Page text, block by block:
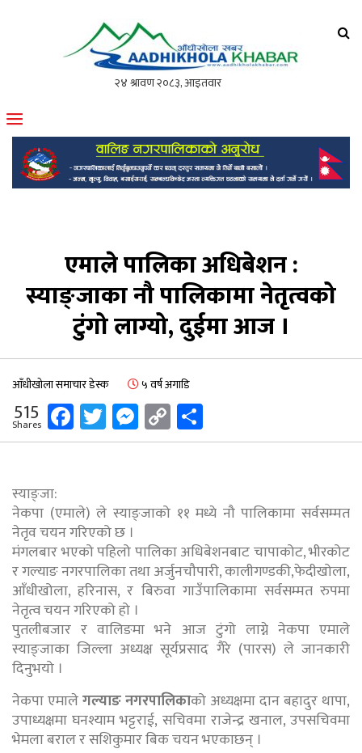
मोफसलकै लोकप्रिय अनलाइन पत्रिका
एमाले पालिका अधिबेशन :
स्याङ्जाका नौ पालिकामा नेतृत्वको
टुंगो लाग्यो, दुईमा आज ।
आँधीखोला समाचार डेस्क ५ वर्ष अगाडि
515
Shares Facebook
Twitter
Messenger
Copy
Link
स्याङ्जा:
नेकपा (एमाले) ले स्याङ्जाको ११ मध्ये नौ पालिकामा सर्वसम्मत
नेतृव चयन गरिएको छ ।
मंगलबार भएको पहिलो पालिका अधिबेशनबाट चापाकोट, भीरकोट
र गल्याङ नगरपालिका तथा अर्जुनचौपारी, कालीगण्डकी,फेदीखोला,
आँधीखोला, हरिनास, र बिरुवा गाउँपालिकामा सर्वसम्मत रुपमा
नेतृत्व चयन गरिएको हो ।
पुतलीबजार र वालिङमा भने आज टुंगो लाग्ने नेकपा एमाले
स्याङ्जाका जिल्ला अध्यक्ष सूर्यप्रसाद गैरे (पारस) ले जानकारी
दिनुभयो ।
नेकपा एमालेगल्याङ नगरपालिकाको अध्यक्षमा दान बहादुर थापा,
उपाध्यक्षमा घनश्याम भट्टराई, सचिवमा राजेन्द्र खनाल, उपसचिवमा
भेमला बराल र सशिकुमार बिक चयन भएकाछन् ।